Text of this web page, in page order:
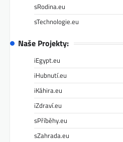
sRodina.eu
sTechnologie.eu
Naše Projekty:
iEgypt.eu
iHubnutí.eu
iKáhira.eu
iZdraví.eu
sPříběhy.eu
sZahrada.eu